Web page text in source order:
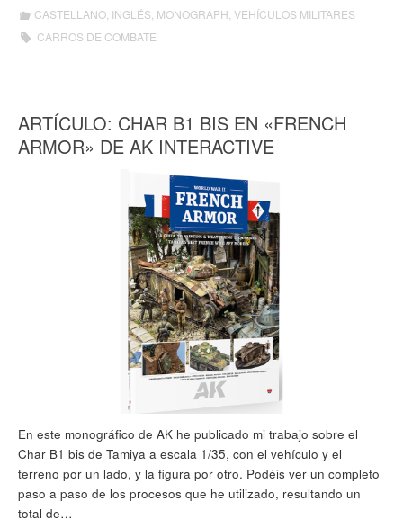
CASTELLANO, INGLÉS MONOGRAPH VEHÍCULOS MILITARES
CARROS DE COMBATE
ARTÍCULO: CHAR B1 BIS EN «FRENCH
ARMOR» DE AK INTERACTIVE
En este monográfico de AK he publicado mi trabajo sobre el
Char B1 bis de Tamiya a escala 1/35, con el vehículo y el
terreno por un lado, y la figura por otro. Podéis ver un completo
paso a paso de los procesos que he utilizado, resultando un
total de…